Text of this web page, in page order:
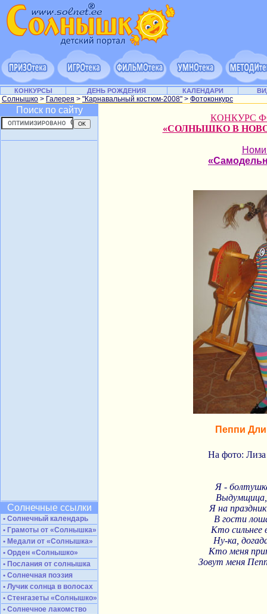
КОНКУРСЫ ДЕНЬ РОЖДЕНИЯ КАЛЕНДАРИ
Солнышко > Галерея > "Карнавальный костюм-2008" > Фотоконкурс
Поиск по сайту
Солнечные ссылки
• Солнечный календарь
• Грамоты от «Солнышка»
• Медали от «Солнышка»
• Орден «Солнышко»
• Послания от солнышка
• Солнечная поэзия
• Лучик солнца в волосах
• Стенгазеты «Солнышко»
• Солнечное лакомство
КОНКУРС
«СОЛНЫШКО В
Пеппи
На фото:
Я -
Выдумщица,
Я на
В гости
Кто сильнее
Ну-ка,
Кто меня
Зовут меня